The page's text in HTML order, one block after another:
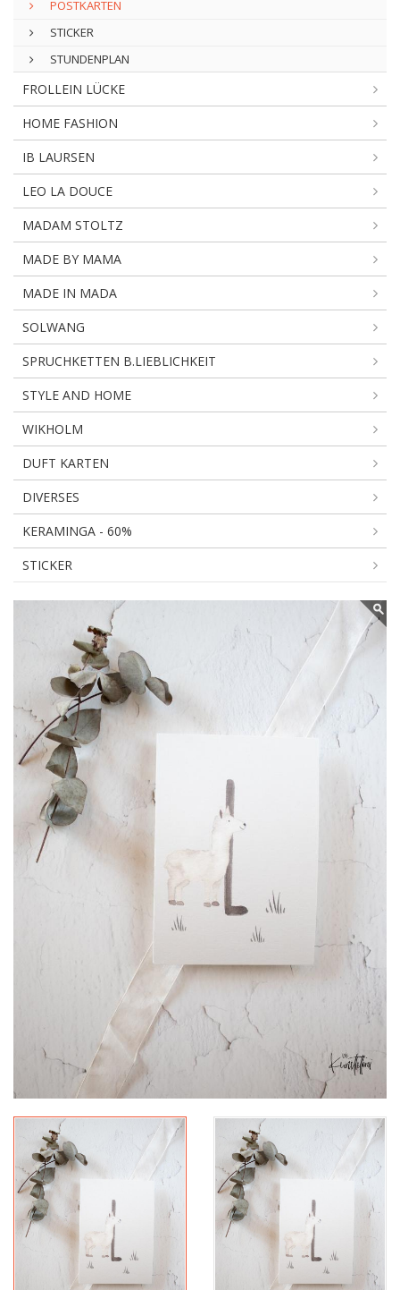
POSTKARTEN
STICKER
STUNDENPLAN
FROLLEIN LÜCKE
HOME FASHION
IB LAURSEN
LEO LA DOUCE
MADAM STOLTZ
MADE BY MAMA
MADE IN MADA
SOLWANG
SPRUCHKETTEN B.LIEBLICHKEIT
STYLE AND HOME
WIKHOLM
DUFT KARTEN
DIVERSES
KERAMINGA - 60%
STICKER